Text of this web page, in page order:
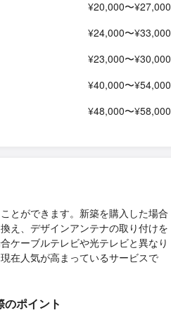
¥20,000〜¥27,000
¥24,000〜¥33,000
¥23,000〜¥30,000
¥40,000〜¥54,000
¥48,000〜¥58,000
とができます。新築を購入した場合
え、デザインアンテナの取り付けを
ケーブルテレビや光テレビと異なり
在人気が高まっているサービスで
ポイント